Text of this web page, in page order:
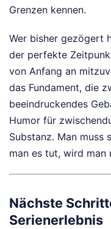
Grenzen kennen.
Wer bisher gezögert
der perfekte
von Anfang an
das Fundament, die
beeindruckendes
Humor für
Substanz. Man muss
man es tut, wird man
Nächste
Serienerlebnis